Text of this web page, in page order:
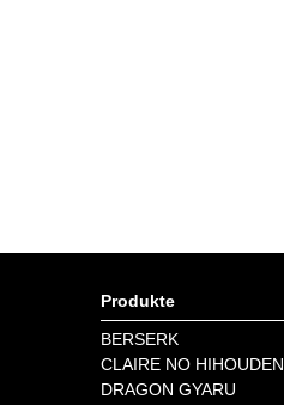
Produkte
BERSERK
CLAIRE NO HIHOUDEN
DRAGON GYARU